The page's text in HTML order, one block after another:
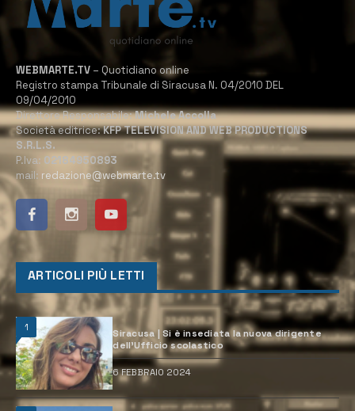
WEBMARTE.TV – Quotidiano online
Registro stampa Tribunale di Siracusa N. 04/2010 DEL
09/04/2010
Direttore Responsabile:Michele Accolla
Società editrice:KFP TELEVISION AND WEB PRODUCTIONS
S.R.L.S.
P.Iva: 02184950893
mail: redazione@webmarte.tv
ARTICOLI PIÙ LETTI
1
Siracusa | Si è insediata la nuova dirigente
dell’Ufficio scolastico
6 FEBBRAIO 2024